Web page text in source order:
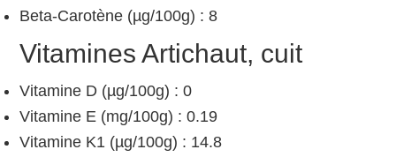
Beta-Carotène (µg/100g) : 8
Vitamines Artichaut, cuit
Vitamine D (µg/100g) : 0
Vitamine E (mg/100g) : 0.19
Vitamine K1 (µg/100g) : 14.8